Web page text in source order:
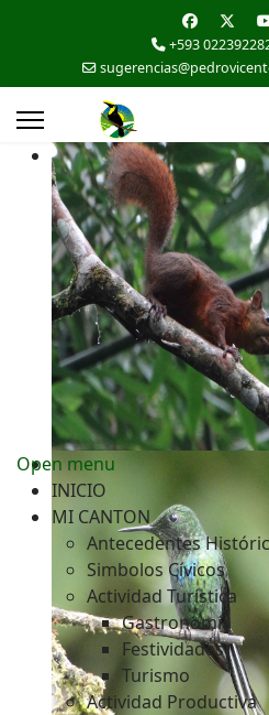
+593
Open menu
INICIO
MI CANTON
Antecedentes
Simbolos Cívicos
Actividad Turística
Gastronomía
Festividades
Turismo
Actividad Productiva